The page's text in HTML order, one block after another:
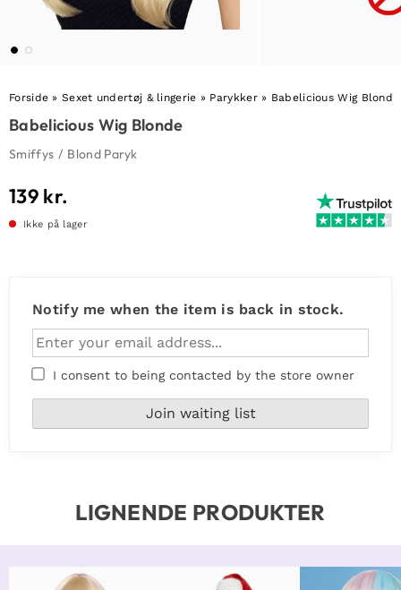
Forside »Sexet undertøj & lingerie » Parykker» Babelicious Wig Blonde
Babelicious Wig Blonde
Smiffys / Blond Paryk
139 kr.
Ikke på lager
Notify me when the item is back in stock.
I consent to being contacted by the store owner
LIGNENDE PRODUKTER